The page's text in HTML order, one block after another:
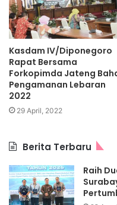
Kasdam IV/Diponegoro
Rapat Bersama
Forkopimda Jateng
Pengamanan Lebaran
2022
29 April, 2022
Berita Terbaru
Raih